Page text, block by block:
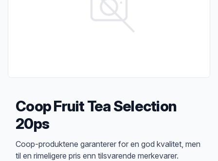
Coop Fruit Tea Selection
20ps
Produktbeskrivelse
Coop-produktene garanterer for en god kvalitet, men
til en rimeligere pris enn tilsvarende merkevarer.